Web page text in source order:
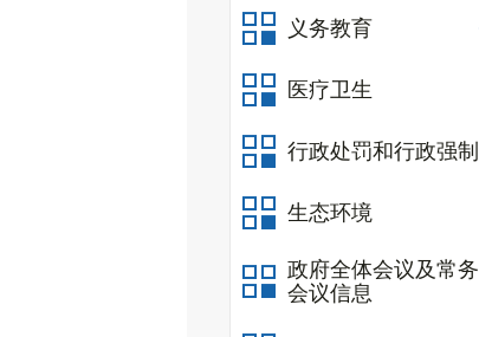
义务教育
医疗卫生
行政处罚和行政强制
生态环境
政府全体会议及常务
会议信息